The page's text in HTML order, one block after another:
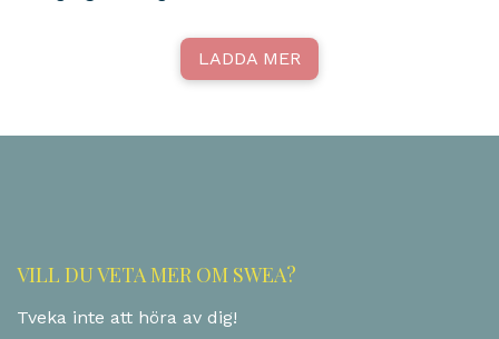
LADDA MER
VILL DU VETA MER OM SWEA?
Tveka inte att höra av dig!